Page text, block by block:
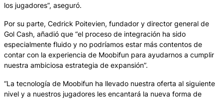
los jugadores”, aseguró.
Por su parte, Cedrick Poitevien, fundador y director general de
Gol Cash, añadió que “el proceso de integración ha sido
especialmente fluido y no podríamos estar más contentos de
contar con la experiencia de Moobifun para ayudarnos a cumplir
nuestra ambiciosa estrategia de expansión”.
“La tecnología de Moobifun ha llevado nuestra oferta al siguiente
nivel y a nuestros jugadores les encantará la nueva forma de